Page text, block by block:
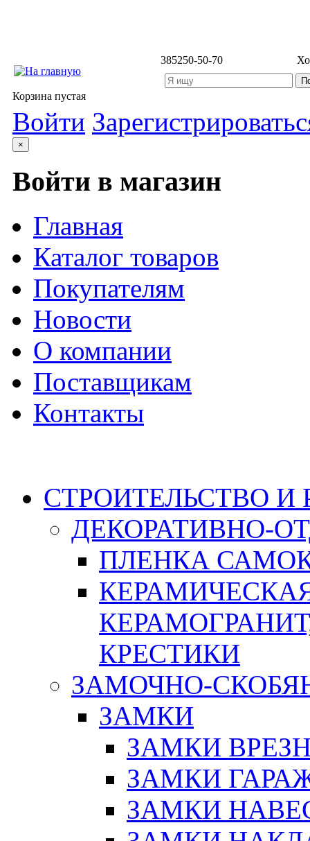
385250-50-70
Корзина пустая
Войти
×
Войти в магазин
Главная
Каталог товаров
Покупателям
Новости
О компании
Поставщикам
Контакты
СТРОИТЕЛЬСТВО И
ДЕКОРАТИВНО-
ПЛЕНКА
КРЕСТИКИ
ЗАМОЧНО-
ЗАМКИ
ЗАМКИ
ЗАМКИ
ЗАМКИ